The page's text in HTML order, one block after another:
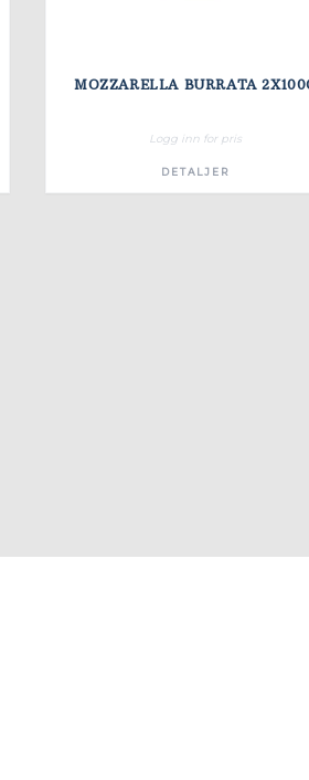
MOZZARELLA BURRATA
Logg inn for pris
DETALJER